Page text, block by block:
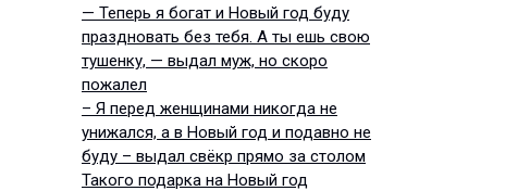
— Теперь я богат и Новый год буду
праздновать без тебя. А ты ешь свою
тушенку, — выдал муж, но скоро
пожалел
– Я перед женщинами никогда не
унижался, а в Новый год и подавно не
буду – выдал свёкр прямо за столом
Такого подарка на Новый год